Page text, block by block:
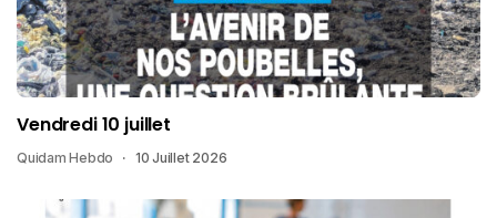
Vendredi 10 juillet
Quidam Hebdo 10 Juillet 2026